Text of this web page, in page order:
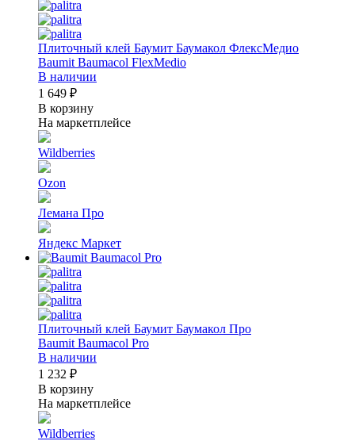
Плиточный клей Баумит Баумакол ФлексМедио
Baumit Baumacol FlexMedio
В наличии
1 649 ₽
В корзину
На маркетплейсе
Wildberries
Ozon
Лемана Про
Яндекс Маркет
Плиточный клей Баумит Баумакол Про
Baumit Baumacol Pro
В наличии
1 232 ₽
В корзину
На маркетплейсе
Wildberries